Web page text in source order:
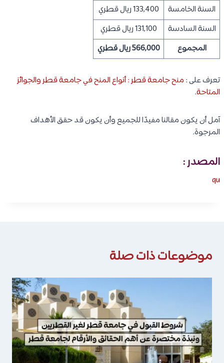
السنة الخامسة
133,400 ريال قطري
السنة السادسة
131,100 ريال قطري
المجموع
566,000 ريال قطري
تعرف على : منح جامعة قطر : أنواع المنح في جامعة قطر والجوائز
المتاحة.
آمل أن يكون مقالنا مفيدًا للجميع وأن يكون قد حقق الأهداف
المرجوة.
المصدر :
qu
موضوعات ذات صلة